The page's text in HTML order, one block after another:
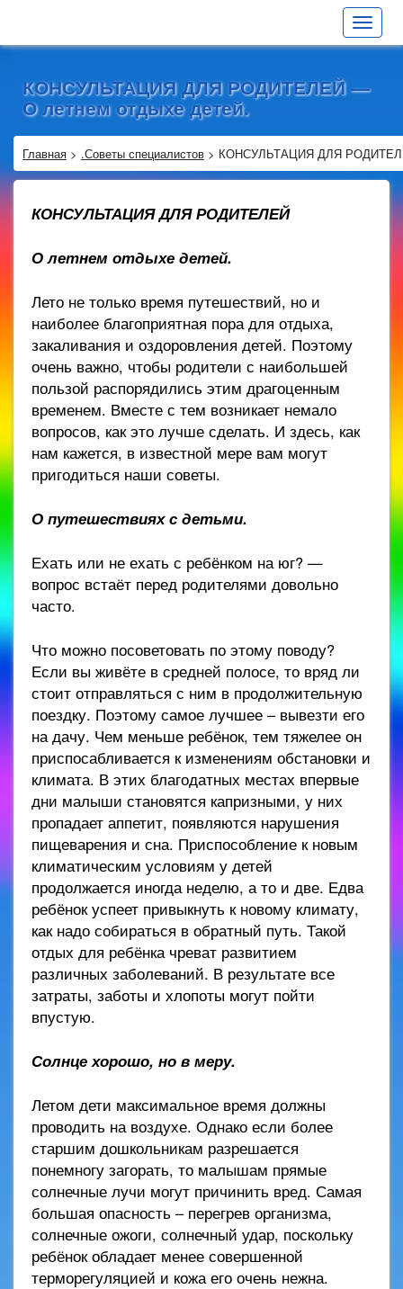
Toggle
КОНСУЛЬТАЦИЯ ДЛЯ РОДИТЕЛЕЙ —
О летнем отдыхе детей.
Главная > .Советы специалистов > КОНСУЛЬТАЦИЯ ДЛЯ
КОНСУЛЬТАЦИЯ ДЛЯ РОДИТЕЛЕЙ
О летнем отдыхе детей.
Лето не только время путешествий, но и
наиболее благоприятная пора для отдыха,
закаливания и оздоровления детей. Поэтому
очень важно, чтобы родители с наибольшей
пользой распорядились этим драгоценным
временем. Вместе с тем возникает немало
вопросов, как это лучше сделать. И здесь, как
нам кажется, в известной мере вам могут
пригодиться наши советы.
О путешествиях с детьми.
Ехать или не ехать с ребёнком на юг? —
вопрос встаёт перед родителями довольно
часто.
Что можно посоветовать по этому поводу?
Если вы живёте в средней полосе, то вряд ли
стоит отправляться с ним в продолжительную
поездку. Поэтому самое лучшее – вывезти его
на дачу. Чем меньше ребёнок, тем тяжелее он
приспосабливается к изменениям обстановки и
климата. В этих благодатных местах впервые
дни малыши становятся капризными, у них
пропадает аппетит, появляются нарушения
пищеварения и сна. Приспособление к новым
климатическим условиям у детей
продолжается иногда неделю, а то и две. Едва
ребёнок успеет привыкнуть к новому климату,
как надо собираться в обратный путь. Такой
отдых для ребёнка чреват развитием
различных заболеваний. В результате все
затраты, заботы и хлопоты могут пойти
впустую.
Солнце хорошо, но в меру.
Летом дети максимальное время должны
проводить на воздухе. Однако если более
старшим дошкольникам разрешается
понемногу загорать, то малышам прямые
солнечные лучи могут причинить вред. Самая
большая опасность – перегрев организма,
солнечные ожоги, солнечный удар, поскольку
ребёнок обладает менее совершенной
терморегуляцией и кожа его очень нежна.